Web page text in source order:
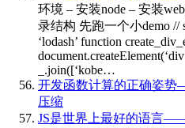
环境 – 安装node – 安装
录结构 先跑一个小demo //
‘lodash’ function
_.join([‘kobe…
开发函数计算的正确姿势
压缩
JS是世界上最好的语言